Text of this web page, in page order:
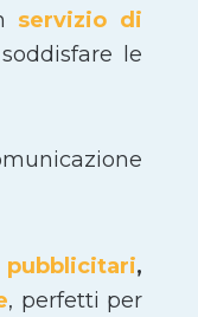
servizio di
le
pubblicitari,
, perfetti per